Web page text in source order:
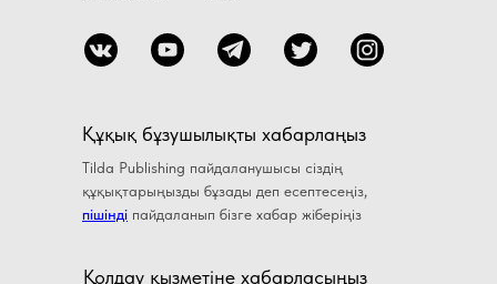
Құқық бұзушылықты хабарлаңыз
Tilda Publishing пайдаланушысы сіздің
құқықтарыңызды бұзады деп есептесеңіз,
пішінді пайдаланып бізге хабар жіберіңіз
Қолдау қызметіне хабарласыңыз